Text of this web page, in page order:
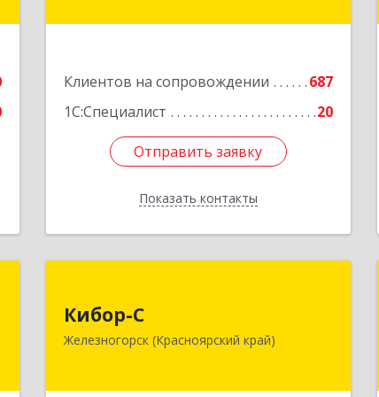
Клиентов на сопровождении
687
1С:Специалист
20
Отправить заявку
Показать контакты
Отправить заявку
Назад
Кибор-С
Железногорск (Красноярский край)
Железногорск г, Белорусская ул, дом